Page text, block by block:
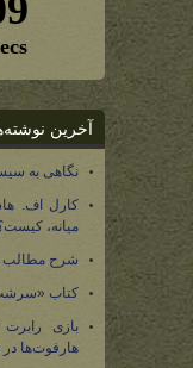
آخرین
نگاهی به
کارل اف.
میانه،
شرح مطالب
کتاب
بازی
هارفوت‌ها